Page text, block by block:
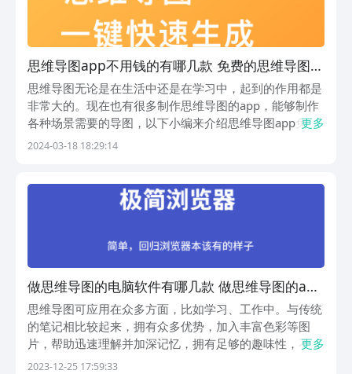
思维导图app不用钱的有哪几款 免费的思维导图软
件下载
思维导图无论是在生活中还是在学习中，起到的作用都是
非常大的。现在也有很多制作思维导图的app，能够制作
各种场景需要的导图，以下小编来介绍思维导图app免费
的有哪些?推荐给需要制作思维导图的人群使用，想要学
更多
2024-03-18 18:29:14
做思维导图的电脑软件有哪几款 做思维导图的app
榜单
思维导图可应用在众多方面，比如学习、工作中。与传统
的笔记相比较起来，拥有众多优势，加入丰富色彩等图
片，帮助迅速理解并加深记忆，拥有足够的趣味性，不像
传统笔记一样非常枯燥。那么做思维导图的电脑软件有哪
更多
2023-12-25 17:59:33